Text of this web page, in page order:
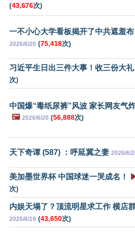
(43,676次)
一不小心大学看板揭开了中共遮羞布
2026/6/20 (75,418次)
习近平生日出三件大事！收三份大礼
次)
中国爆“毒纸尿裤”风波 家长网友气
🖼️ 2026/6/20 (56,888次)
天下奇谭 (587) ：呼延冀之妻 2026/6/
美加墨世界杯 中国球迷一哭成名！
次)
内娱天塌了？顶流明星求工作 横店
2026/6/19 (43,650次)